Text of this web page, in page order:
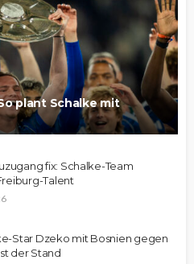
plant Schalke mit
fix: Schalke-Team
Talent
Star Dzeko mit Bosnien gegen
der Stand